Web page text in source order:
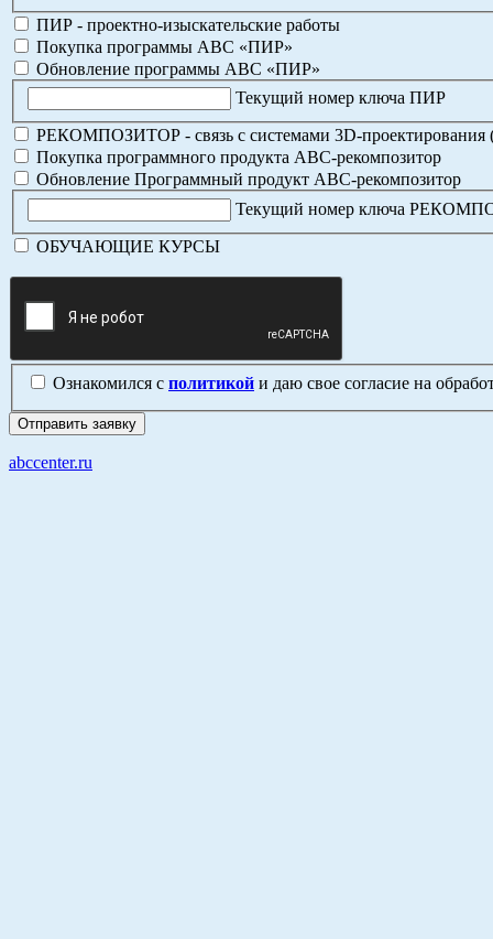
ПИР - проектно-изыскательские работы
Покупка программы АВС «ПИР»
Обновление программы АВС «ПИР»
Текущий номер ключа ПИР
РЕКОМПОЗИТОР - связь с системами 3D-проектирования
Покупка программного продукта АВС-рекомпозитор
Обновление Программный продукт АВС-рекомпозитор
Текущий номер ключа
ОБУЧАЮЩИЕ КУРСЫ
Ознакомился с политикой и даю свое согласие на
abccenter.ru